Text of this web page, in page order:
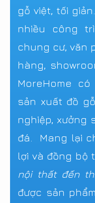
gỗ việt, tối
nhiều công
chung cư, văn
hàng,
MoreHome
sản xuất đồ
nghiệp, xưởng
đá. Mang lại
lợi và đồng bộ
nội thất đến
được sản